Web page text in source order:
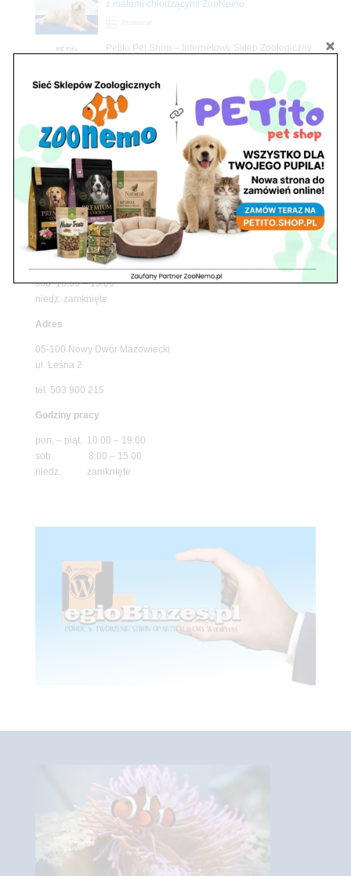
z matami chłodzącymi ZooNemo
Petito Pet Shop – Internetowy Sklep Zoologiczny
Znajdź nas
Adres
05-120 Legionowo
ul. Piłsudskiego 31,
pawilon 134
tel./fax. 22 784 71 96
Godziny pracy
pon. – piąt. 10.00 – 19.00
sob. 10.00 – 15.00
niedz. zamknięte
Adres
05-100 Nowy Dwór Mazowiecki
ul. Leśna 2
tel. 503 900 215
Godziny pracy
pon. – piąt. 10.00 – 19.00
sob. 8.00 – 15.00
niedz. zamknięte